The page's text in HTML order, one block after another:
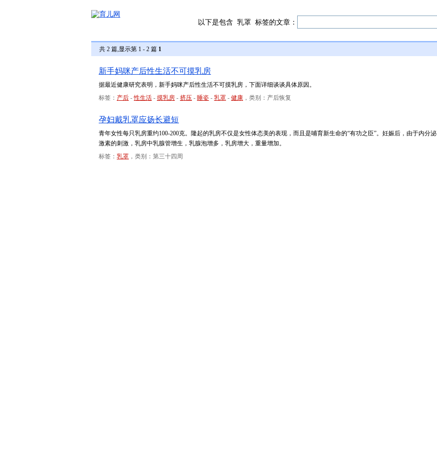
以下是包含 乳罩 标签的文章：
共 2 篇,显示第 1 - 2 篇 1
新手妈咪产后性生活不可摸乳房
据最近健康研究表明，新手妈咪产后性生活不可摸乳房，下面详细谈谈具体原因。
标签： 产后 -性生活 - 摸乳房 - 挤压 - 睡姿 - 乳罩 - 健康 ，类别：产后恢复
孕妇戴乳罩应扬长避短
青年女性每只乳房重约100-200克。隆起的乳房不仅是女性体态美的表现，而且是哺育新生命的“有功之臣”。妊娠后，由于内分泌
激素的刺激，乳房中乳腺管增生，乳腺泡增多，乳房增大，重量增加。
标签： 乳罩 ，类别：第三十四周